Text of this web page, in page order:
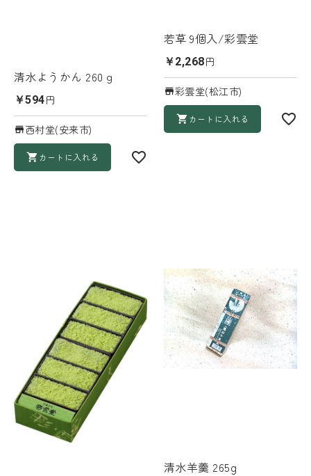
清水ようかん 260ｇ
￥594円
西村堂(安来市)
カートに入れる
若草 9個入/彩雲堂
￥2,268円
彩雲堂(松江市)
カートに入れる
清水羊羹 265g